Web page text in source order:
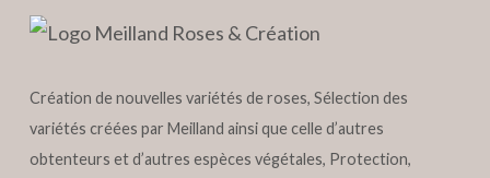
Création de nouvelles variétés de roses, Sélection des
variétés créées par Meilland ainsi que celle d’autres
obtenteurs et d’autres espèces végétales, Protection,